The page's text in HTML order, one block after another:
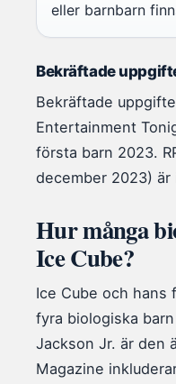
eller barnbarn
Bekräftade
Bekräftade
Entertainment
första barn 2023.
december 2023)
Hur många
Ice Cube?
Ice Cube och hans
fyra biologiska barn
Jackson Jr. är den
Magazine